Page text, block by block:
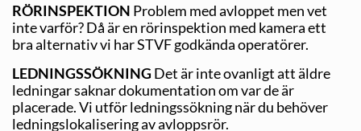
RÖRINSPEKTION Problem med avloppet men vet
inte varför? Då är en rörinspektion med kamera ett
bra alternativ vi har STVF godkända operatörer.
LEDNINGSSÖKNING Det är inte ovanligt att äldre
ledningar saknar dokumentation om var de är
placerade. Vi utför ledningssökning när du behöver
ledningslokalisering av avloppsrör.